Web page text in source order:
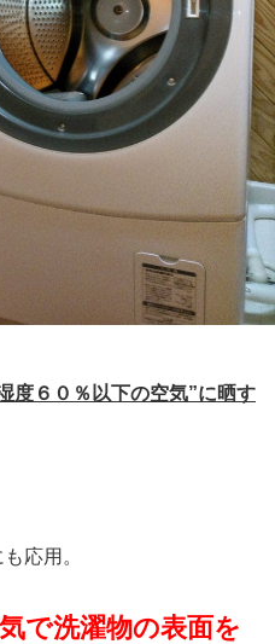
度６０％以下の空気”に晒す
応用。
で洗濯物の表面を